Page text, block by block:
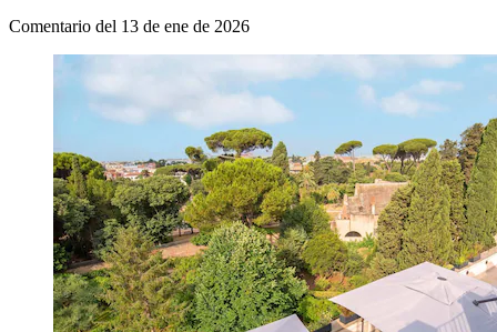
Comentario del 13 de ene de 2026